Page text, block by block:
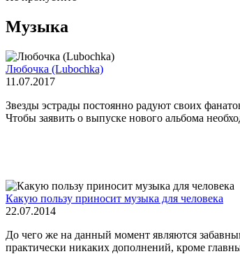
Музыка
Любочка (Lubochka)
11.07.2017
Звезды эстрады постоянно радуют своих
Чтобы заявить о выпуске нового альбома
Какую пользу приносит музыка для человека
22.07.2014
До чего же на данный момент являются
практически никаких дополнений, кроме